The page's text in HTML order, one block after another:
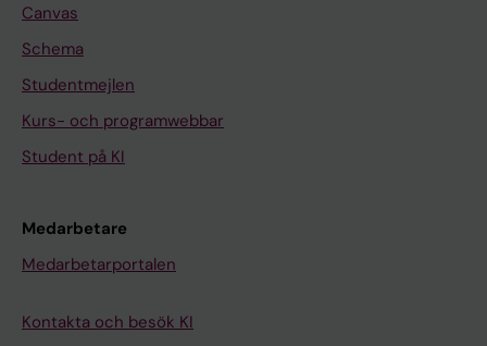
Canvas
Schema
Studentmejlen
Kurs- och programwebbar
Student på KI
Medarbetare
Medarbetarportalen
Kontakta och besök KI